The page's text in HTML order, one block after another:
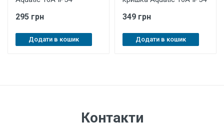
295 грн
Додати в кошик
349 грн
Додати в кошик
Контакти